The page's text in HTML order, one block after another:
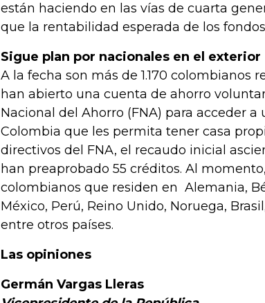
están haciendo en las vías de cuarta
que la rentabilidad esperada de los fondos
Sigue plan por nacionales en el exterior
A la fecha son más de 1.170 colombianos
han abierto una cuenta de ahorro
Nacional del Ahorro (FNA) para acceder
Colombia que les permita tener casa
directivos del FNA, el recaudo inicial
han preaprobado 55 créditos. Al
colombianos que residen en Alemania,
México, Perú, Reino Unido, Noruega,
entre otros países.
Las opiniones
Germán Vargas Lleras